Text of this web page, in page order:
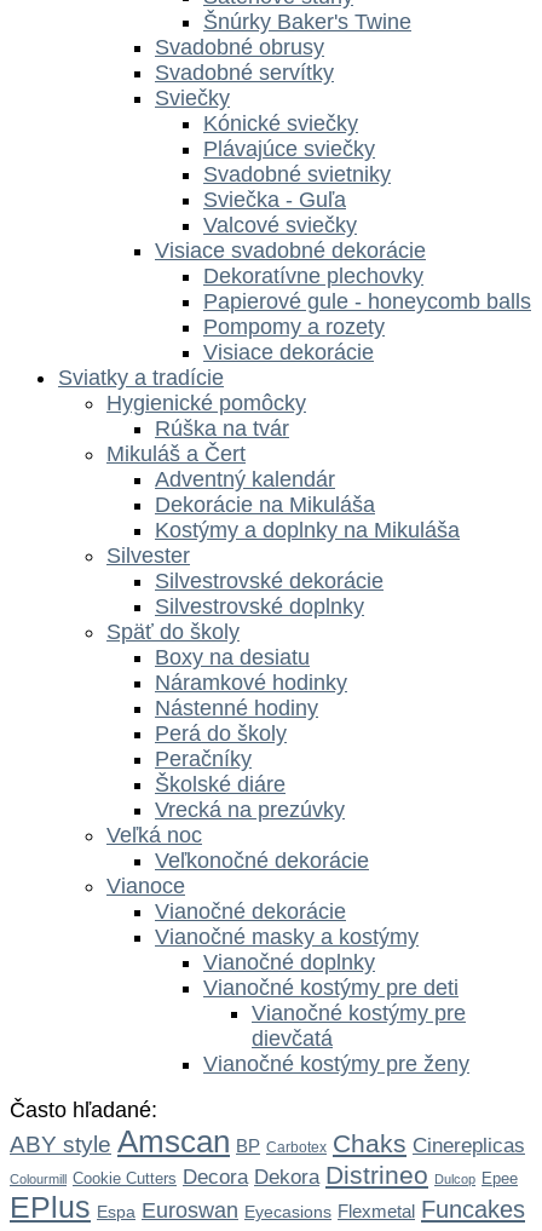
Šnúrky Baker's Twine
Svadobné obrusy
Svadobné servítky
Sviečky
Kónické sviečky
Plávajúce sviečky
Svadobné svietniky
Sviečka - Guľa
Valcové sviečky
Visiace svadobné dekorácie
Dekoratívne plechovky
Papierové gule - honeycomb balls
Pompomy a rozety
Visiace dekorácie
Sviatky a tradície
Hygienické pomôcky
Rúška na tvár
Mikuláš a Čert
Adventný kalendár
Dekorácie na Mikuláša
Kostýmy a doplnky na Mikuláša
Silvester
Silvestrovské dekorácie
Silvestrovské doplnky
Späť do školy
Boxy na desiatu
Náramkové hodinky
Nástenné hodiny
Perá do školy
Peračníky
Školské diáre
Vrecká na prezúvky
Veľká noc
Veľkonočné dekorácie
Vianoce
Vianočné dekorácie
Vianočné masky a kostýmy
Vianočné doplnky
Vianočné kostýmy pre deti
Vianočné kostýmy pre
dievčatá
Vianočné kostýmy pre ženy
Často hľadané:
ABY style Amscan BP Carbotex Chaks Cinereplicas
Colourmill Cookie Cutters Decora Dekora Distrineo Dulcop Epee
EPlus Espa Euroswan Eyecasions Flexmetal Funcakes